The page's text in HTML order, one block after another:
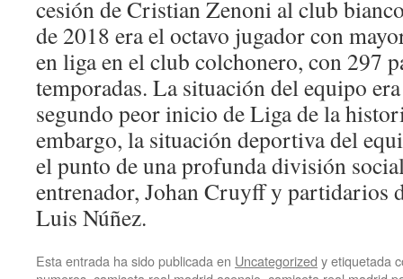
cesión de Cristian Zenoni al club
de 2018 era el octavo jugador con
en liga en el club colchonero, con 297
temporadas. La situación del equipo
segundo peor inicio de Liga de la
embargo, la situación deportiva del
el punto de una profunda división
entrenador, Johan Cruyff y partidarios
Luis Núñez.
Esta entrada ha sido publicada en Uncategorized y etiquetada